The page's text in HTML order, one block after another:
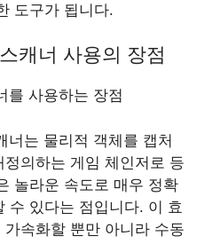
도구가 됩니다.
캐너 사용의 장점
를 사용하는 장점
너는 물리적 객체를 캡처
의하는 게임 체인저로 등
놀라운 속도로 매우 정확
수 있다는 점입니다. 이 효
속화할 뿐만 아니라 수동